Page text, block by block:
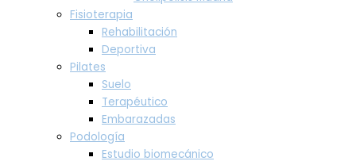
Fisioterapia
Rehabilitación
Deportiva
Pilates
Suelo
Terapéutico
Embarazadas
Podología
Estudio biomecánico